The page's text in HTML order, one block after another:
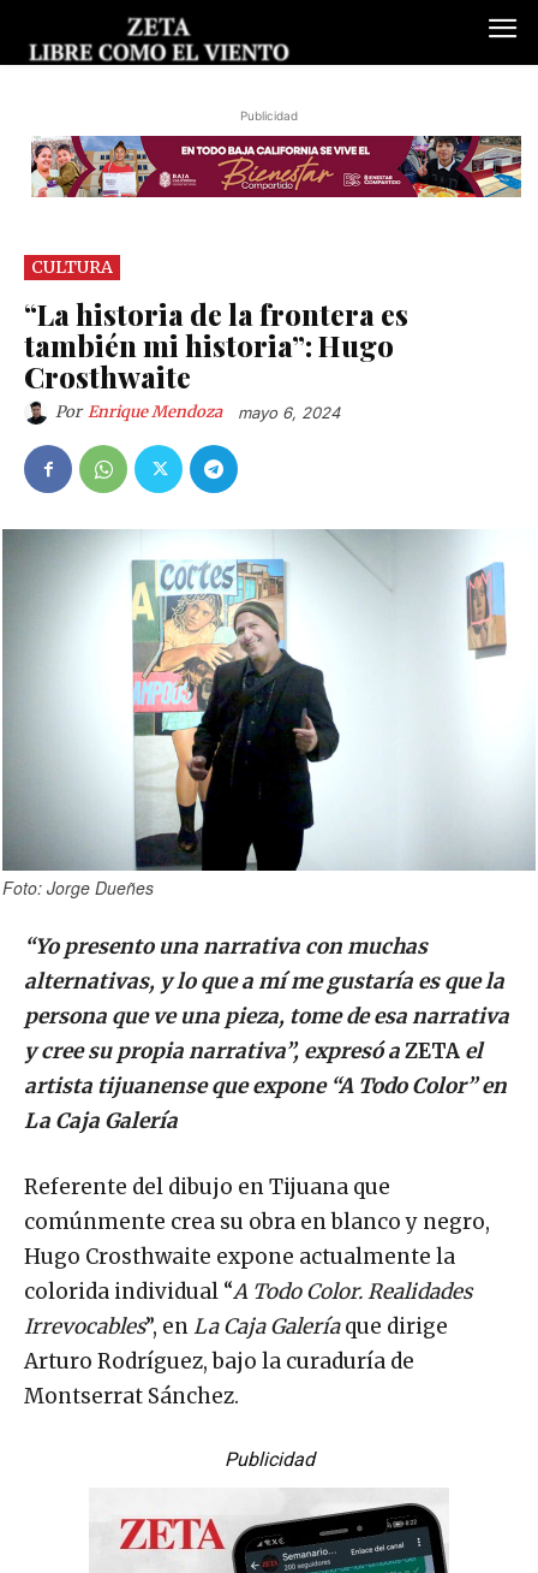
Publicidad
CULTURA
“La historia de la frontera es
también mi historia”: Hugo
Crosthwaite
Por Enrique Mendoza mayo 6, 2024
Foto: Jorge Dueñes
“Yo presento una narrativa con muchas
alternativas, y lo que a mí me gustaría es que la
persona que ve una pieza, tome de esa narrativa
y cree su propia narrativa”, expresó aZETA el
artista tijuanense que expone “A Todo Color” en
La Caja Galería
Referente del dibujo en Tijuana que
comúnmente crea su obra en blanco y negro,
Hugo Crosthwaite expone actualmente la
colorida individual “A Todo Color. Realidades
Irrevocables”, enLa Caja Galeríaque dirige
Arturo Rodríguez, bajo la curaduría de
Montserrat Sánchez.
Publicidad